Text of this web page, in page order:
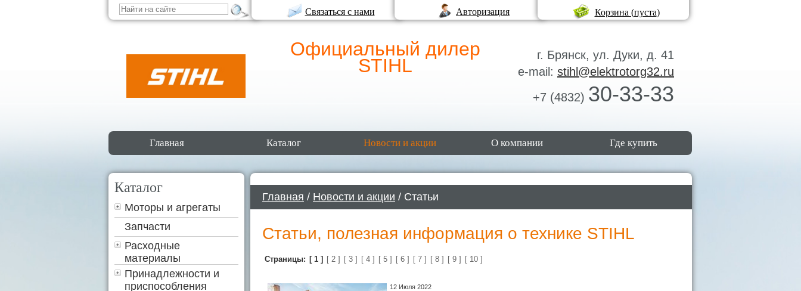
Связаться с нами Авторизация Корзина (пуста)
Официальный дилер
STIHL
г. Брянск, ул. Дуки, д. 41
e-mail: stihl@elektrotorg32.ru
+7 (4832) 30-33-33
Главная Каталог Новости и акции О компании Где купить
Каталог
Моторы и агрегаты
Запчасти
Расходные
материалы
Принадлежности и
приспособления
Главная / Новости и акции / Статьи
Статьи, полезная информация о технике STIHL
Страницы: [ 1 ] [ 2 ] [ 3 ] [ 4 ] [ 5 ] [ 6 ] [ 7 ] [ 8 ] [ 9 ] [ 10 ]
12 Июля 2022